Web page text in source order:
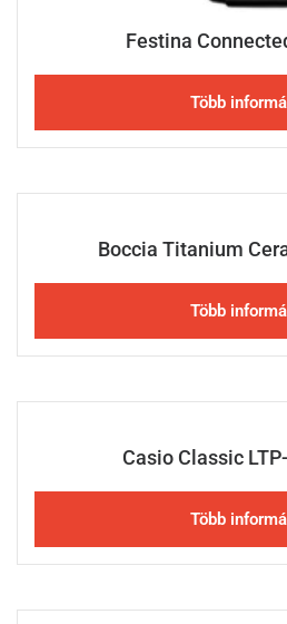
Festina
Több
Boccia Titanium
Több
Casio Classic
Több